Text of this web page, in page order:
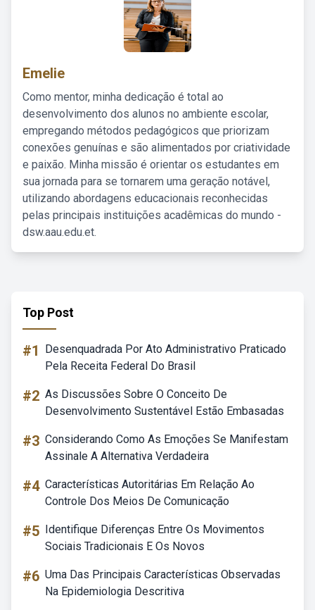
Emelie
Como mentor, minha dedicação é total ao
desenvolvimento dos alunos no ambiente escolar,
empregando métodos pedagógicos que priorizam
conexões genuínas e são alimentados por criatividade
e paixão. Minha missão é orientar os estudantes em
sua jornada para se tornarem uma geração notável,
utilizando abordagens educacionais reconhecidas
pelas principais instituições acadêmicas do mundo -
dsw.aau.edu.et.
Top Post
#1
Desenquadrada Por Ato Administrativo Praticado
Pela Receita Federal Do Brasil
#2 As Discussões Sobre O Conceito De
Desenvolvimento Sustentável Estão Embasadas
#3 Considerando Como As Emoções Se Manifestam
Assinale A Alternativa Verdadeira
#4 Características Autoritárias Em Relação Ao
Controle Dos Meios De Comunicação
#5 Identifique Diferenças Entre Os Movimentos
Sociais Tradicionais E Os Novos
#6 Uma Das Principais Características Observadas
Na Epidemiologia Descritiva